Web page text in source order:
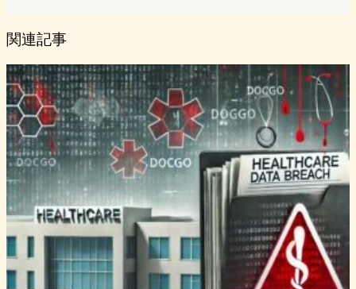
関連記事